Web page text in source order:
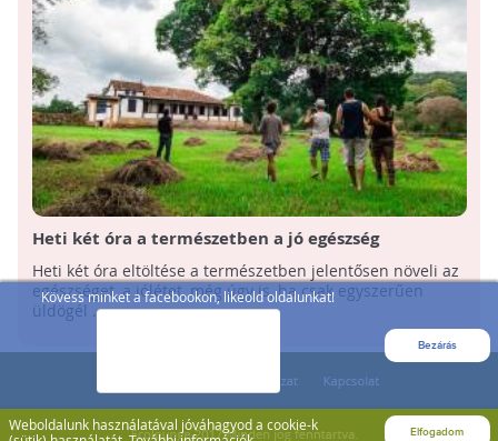
Kövess minket a facebookon, likeold oldalunkat!
Bezárás
Weboldalunk használatával jóváhagyod a cookie-k
Elfogadom
Heti két óra a természetben a jó egészség
elengedhetetlen feltétele
Heti két óra eltöltése a természetben jelentősen növeli az
egészséget, a jólétet, még úgy is, ha csak egyszerűen
üldögél ...